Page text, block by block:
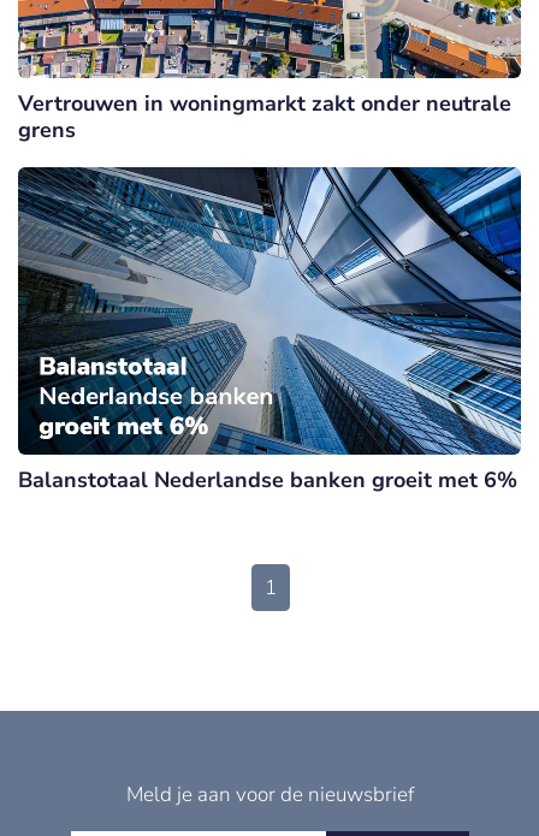
Vertrouwen in woningmarkt zakt onder neutrale
grens
Balanstotaal Nederlandse banken groeit met 6%
1
Meld je aan voor de nieuwsbrief